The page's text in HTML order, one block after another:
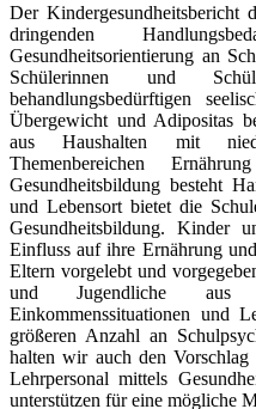
Der Kindergesundheitsbericht
dringenden
Gesundheitsorientierung an
Schülerinnen und
behandlungsbedürftigen
Übergewicht und Adipositas
aus Haushalten mit
Themenbereichen
Gesundheitsbildung besteht
und Lebensort bietet die
Gesundheitsbildung. Kinder
Einfluss auf ihre Ernährung
Eltern vorgelebt und
und Jugendliche aus
Einkommenssituationen und
größeren Anzahl an
halten wir auch den
Lehrpersonal mittels
unterstützen für eine mögliche